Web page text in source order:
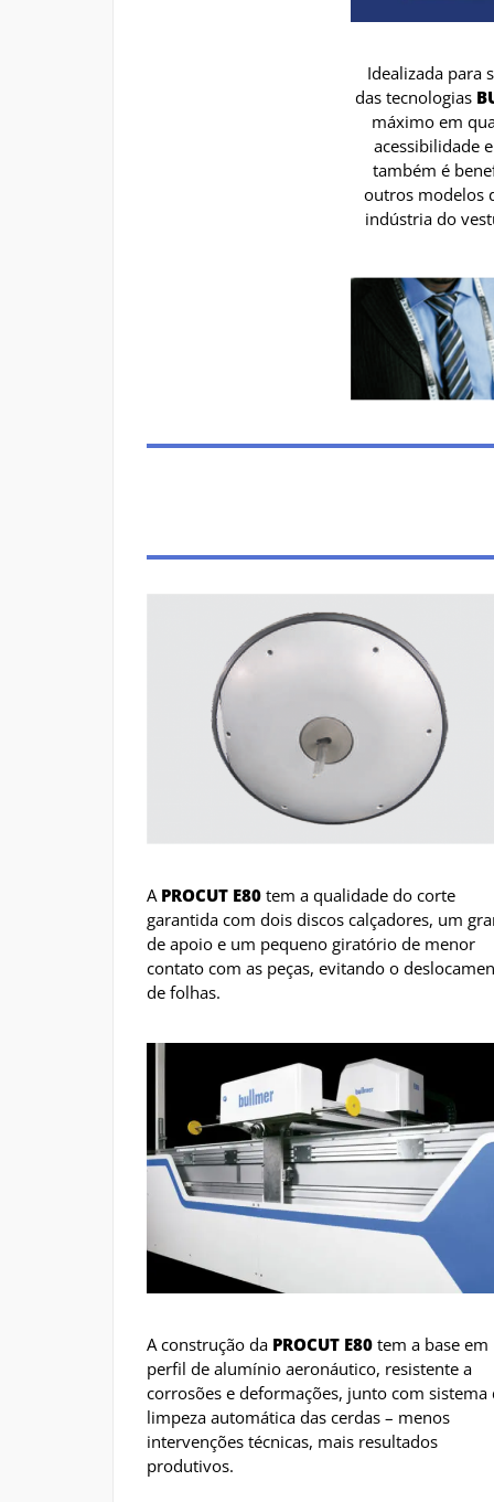
Idealizada para
das tecnologias
máximo em
acessibilidade
também é
outros modelos
indústria do
A PROCUT E80 tem a qualidade do corte
garantida com dois discos calçadores, um
de apoio e um pequeno giratório de menor
contato com as peças, evitando o
de folhas.
A construção da PROCUT E80 tem a base em
perfil de alumínio aeronáutico, resistente a
corrosões e deformações, junto com sistema
limpeza automática das cerdas – menos
intervenções técnicas, mais resultados
produtivos.